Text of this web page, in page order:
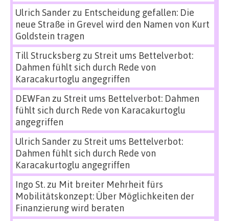
Ulrich Sanderzu Entscheidung gefallen: Die
neue Straße in Grevel wird den Namen von Kurt
Goldstein tragen
Till Strucksbergzu Streit ums Bettelverbot:
Dahmen fühlt sich durch Rede von
Karacakurtoglu angegriffen
DEWFan zu Streit ums Bettelverbot: Dahmen
fühlt sich durch Rede von Karacakurtoglu
angegriffen
Ulrich Sanderzu Streit ums Bettelverbot:
Dahmen fühlt sich durch Rede von
Karacakurtoglu angegriffen
Ingo St.zu Mit breiter Mehrheit fürs
Mobilitätskonzept: Über Möglichkeiten der
Finanzierung wird beraten